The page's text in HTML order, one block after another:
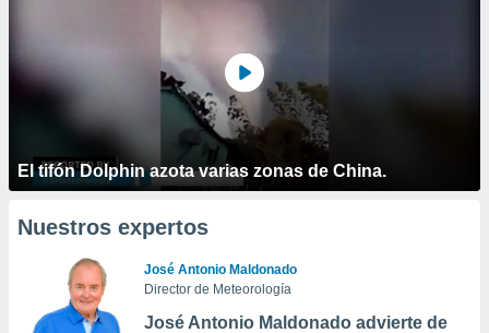
El tifón Dolphin azota varias zonas de China.
Nuestros expertos
José Antonio Maldonado
Director de Meteorología
José Antonio Maldonado advierte de